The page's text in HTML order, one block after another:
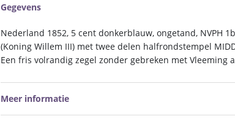
Gegevens
Nederland 1852, 5 cent donkerblauw, ongetand, NVPH
(Koning Willem III) met twee delen halfrondstempel
Een fris volrandig zegel zonder gebreken met Vleeming
Meer informatie